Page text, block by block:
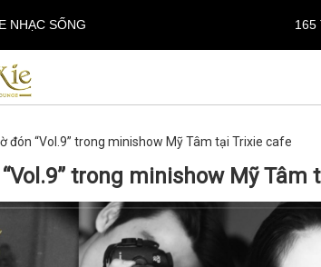
NHẠC SỐNG 165
đón “Vol.9” trong minishow Mỹ Tâm tại Trixie cafe
trong minishow Mỹ Tâm